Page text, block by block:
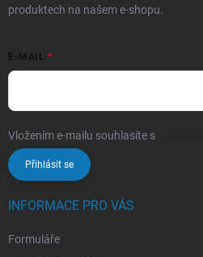
produktech na našem e-shopu.
E-MAIL
Vložením e-mailu souhlasíte s
Přihlásit se
INFORMACE PRO VÁS
Formuláře